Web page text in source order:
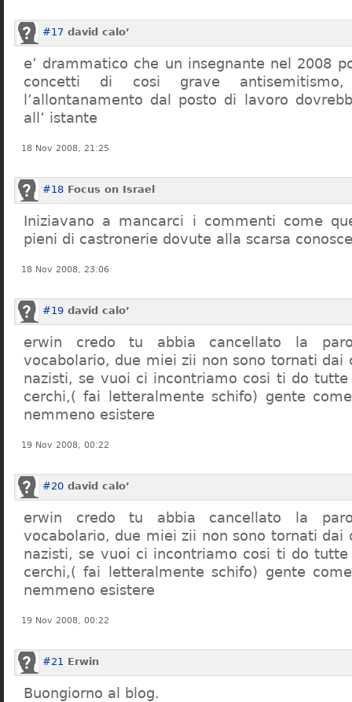
#17 david calo’
e’ drammatico che un insegnante nel 2008
concetti di cosi grave
l’allontanamento dal posto di lavoro
all’ istante
18 Nov 2008, 21:25
#18 Focus on Israel
Iniziavano a mancarci i commenti come
pieni di castronerie dovute alla scarsa
18 Nov 2008, 23:06
#19 david calo’
erwin credo tu abbia cancellato la
vocabolario, due miei zii non sono tornati dai
nazisti, se vuoi ci incontriamo cosi ti do tutte
cerchi,( fai letteralmente schifo) gente
nemmeno esistere
19 Nov 2008, 00:22
#20 david calo’
erwin credo tu abbia cancellato la
vocabolario, due miei zii non sono tornati dai
nazisti, se vuoi ci incontriamo cosi ti do tutte
cerchi,( fai letteralmente schifo) gente
nemmeno esistere
19 Nov 2008, 00:22
#21 Erwin
Buongiorno al blog.